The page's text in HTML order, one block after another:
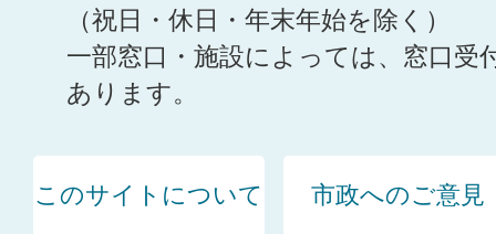
（祝日・休日・年末年始を除く）
一部窓口・施設によっては、窓口受
あります。
このサイトについて 市政へのご意見